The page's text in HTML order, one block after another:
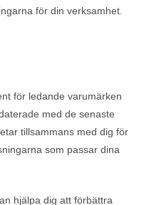
för din verksamhet.
för ledande varumärken
med de senaste
tillsammans med dig för
som passar dina
hjälpa dig att förbättra